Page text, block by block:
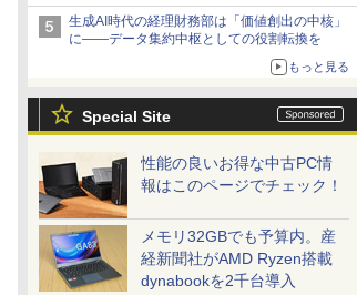
用の知見を集約
生成AI時代の経理財務部は「価値創出の中核」
に――データ集約中枢としての役割転換を
もっと見る
Special Site
性能の良いお得な中古PC情
報はこのページでチェック！
メモリ32GBでも予算内。産
経新聞社がAMD Ryzen搭載
dynabookを2千台導入